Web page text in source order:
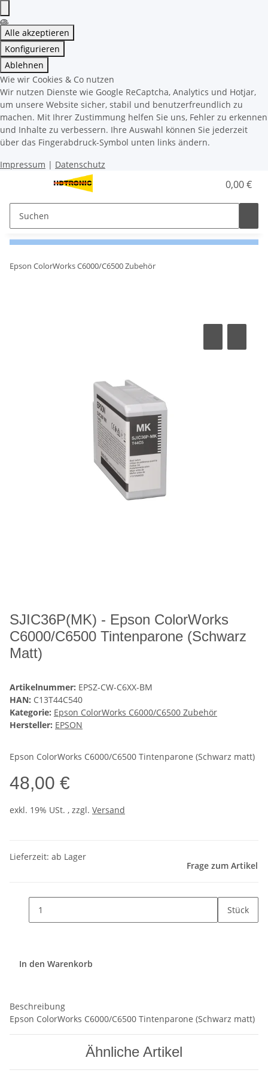
Alle akzeptieren
Konfigurieren
Ablehnen
Wie wir Cookies & Co nutzen
Wir nutzen Dienste wie Google ReCaptcha, Analytics und Hotjar,
um unsere Website sicher, stabil und benutzerfreundlich zu
machen. Mit Ihrer Zustimmung helfen Sie uns, Fehler zu erkennen
und Inhalte zu verbessern. Ihre Auswahl können Sie jederzeit
über das Fingerabdruck-Symbol unten links ändern.
Impressum | Datenschutz
0,00 €
Epson ColorWorks C6000/C6500 Zubehör
SJIC36P(MK) - Epson ColorWorks
C6000/C6500 Tintenparone (Schwarz
Matt)
Artikelnummer: EPSZ-CW-C6XX-BM
HAN: C13T44C540
Kategorie: Epson ColorWorks C6000/C6500 Zubehör
Hersteller: EPSON
Epson ColorWorks C6000/C6500 Tintenparone (Schwarz matt)
48,00 €
exkl. 19% USt. , zzgl. Versand
Lieferzeit: ab Lager
Frage zum Artikel
Stück
In den Warenkorb
Beschreibung
Epson ColorWorks C6000/C6500 Tintenparone (Schwarz matt)
Ähnliche Artikel